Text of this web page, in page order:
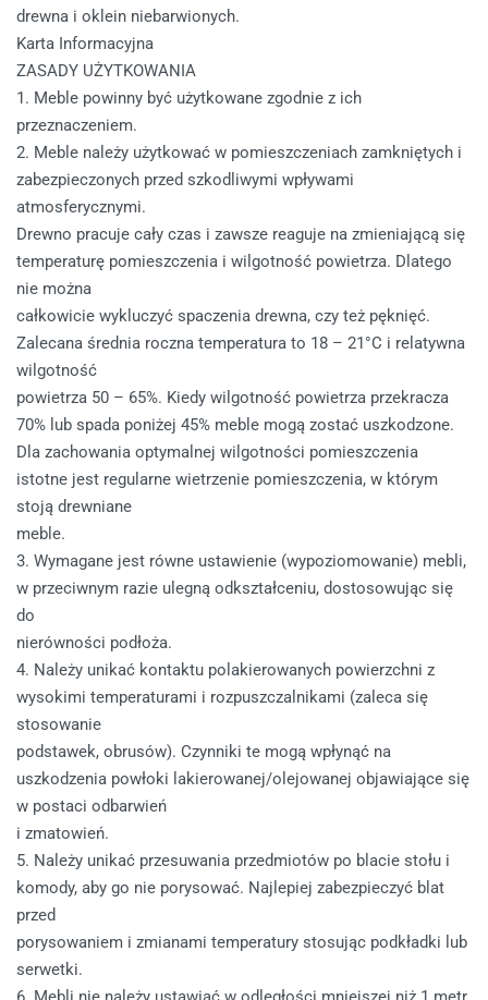
drewna i oklein niebarwionych.
Karta Informacyjna
ZASADY UŻYTKOWANIA
1. Meble powinny być użytkowane zgodnie z ich
przeznaczeniem.
2. Meble należy użytkować w pomieszczeniach zamkniętych i
zabezpieczonych przed szkodliwymi wpływami
atmosferycznymi.
Drewno pracuje cały czas i zawsze reaguje na zmieniającą się
temperaturę pomieszczenia i wilgotność powietrza. Dlatego
nie można
całkowicie wykluczyć spaczenia drewna, czy też pęknięć.
Zalecana średnia roczna temperatura to 18 – 21°C i relatywna
wilgotność
powietrza 50 – 65%. Kiedy wilgotność powietrza przekracza
70% lub spada poniżej 45% meble mogą zostać uszkodzone.
Dla zachowania optymalnej wilgotności pomieszczenia
istotne jest regularne wietrzenie pomieszczenia, w którym
stoją drewniane
meble.
3. Wymagane jest równe ustawienie (wypoziomowanie) mebli,
w przeciwnym razie ulegną odkształceniu, dostosowując się
do
nierówności podłoża.
4. Należy unikać kontaktu polakierowanych powierzchni z
wysokimi temperaturami i rozpuszczalnikami (zaleca się
stosowanie
podstawek, obrusów). Czynniki te mogą wpłynąć na
uszkodzenia powłoki lakierowanej/olejowanej objawiające się
w postaci odbarwień
i zmatowień.
5. Należy unikać przesuwania przedmiotów po blacie stołu i
komody, aby go nie porysować. Najlepiej zabezpieczyć blat
przed
porysowaniem i zmianami temperatury stosując podkładki lub
serwetki.